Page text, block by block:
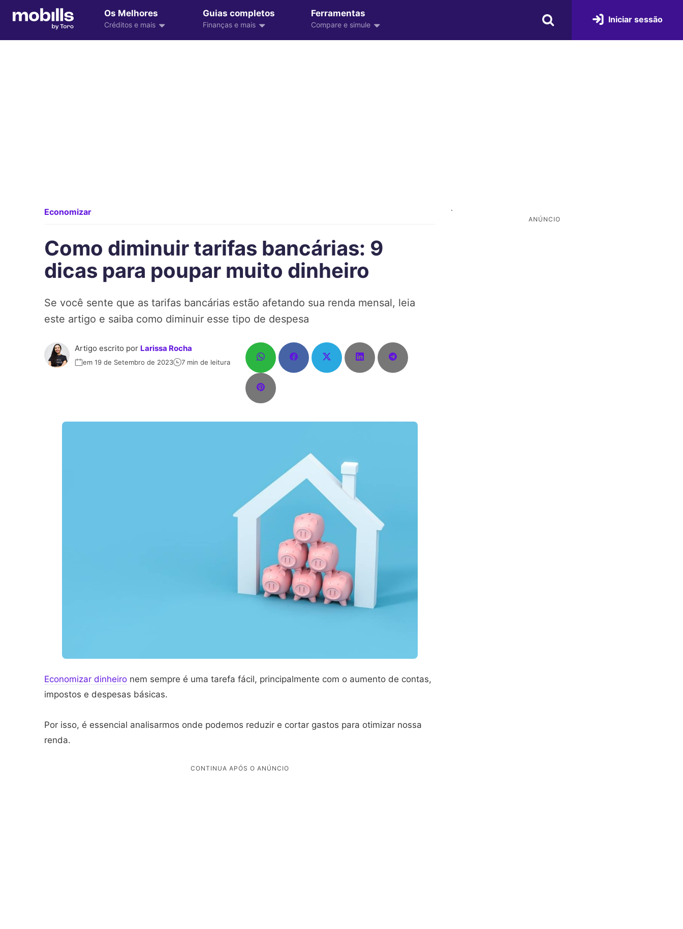
Os Melhores
Créditos e mais
Guias completos
Finanças e mais
Ferramentas
Compare e simule
Iniciar sessão
Economizar
Como diminuir tarifas bancárias: 9
dicas para poupar muito dinheiro
Se você sente que as tarifas bancárias estão afetando sua renda mensal, leia
este artigo e saiba como diminuir esse tipo de despesa
Artigo escrito por Larissa Rocha
em 19 de Setembro de 2023 7 min de leitura
Economizar dinheiro nem sempre é uma tarefa fácil, principalmente com o aumento de contas,
impostos e despesas básicas.
Por isso, é essencial analisarmos onde podemos reduzir e cortar gastos para otimizar nossa
renda.
.